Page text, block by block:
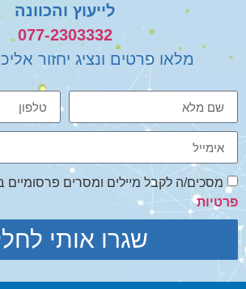
לייעוץ והכוונה
077-2303332
מלאו פרטים ונציג יחזור
מסכים/ה לקבל מיילים ומסרים
פרטיות
שגרו אותי